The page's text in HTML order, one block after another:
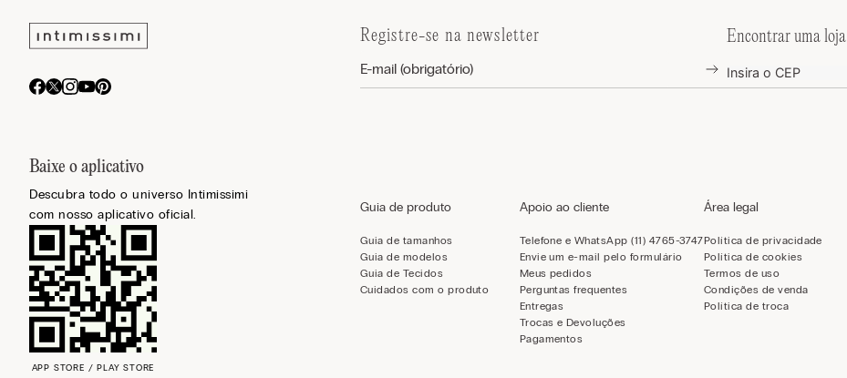
Baixe o aplicativo
Descubra todo o universo Intimissimi
com nosso aplicativo oficial.
APP STORE / PLAY STORE
Registre-se na newsletter Encontrar uma loja
Guia de produto
Guia de tamanhos
Guia de modelos
Guia de Tecidos
Cuidados com o produto
Apoio ao cliente
Telefone e WhatsApp (11) 4765-3747
Envie um e-mail pelo formulário
Meus pedidos
Perguntas frequentes
Entregas
Trocas e Devoluções
Pagamentos
Área legal
Política de privacidade
Política de cookies
Termos de uso
Condições de venda
Política de troca